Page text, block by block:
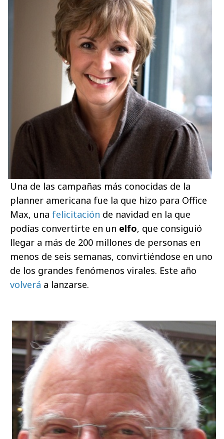
Una de las campañas más conocidas de la
planner americana fue la que hizo para Office
Max, una felicitación de navidad en la que
podías convertirte en un elfo, que consiguió
llegar a más de 200 millones de personas en
menos de seis semanas, convirtiéndose en uno
de los grandes fenómenos virales. Este año
volverá a lanzarse.